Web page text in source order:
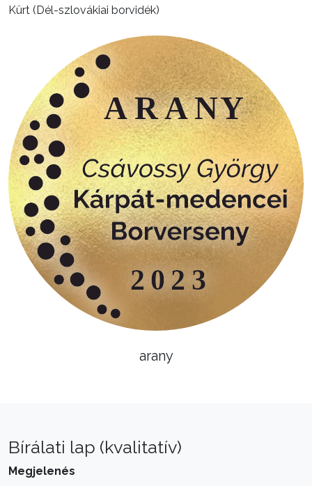
Kürt (Dél-szlovákiai borvidék)
arany
Bírálati lap (kvalitatív)
Megjelenés